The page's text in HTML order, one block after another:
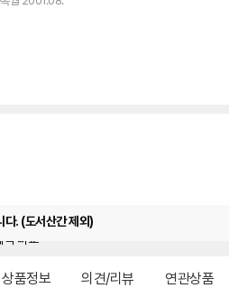
다. (도서산간 제외)
상품정보 의견/리뷰 연관상품